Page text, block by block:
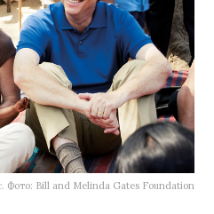
Фото: Bill and Melinda Gates Foundation